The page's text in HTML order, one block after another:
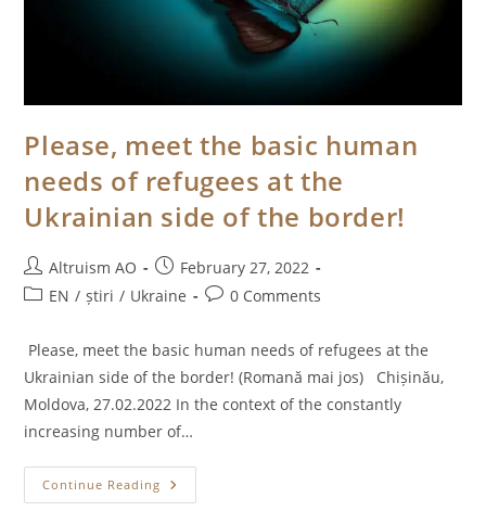
Please, meet the basic human
needs of refugees at the
Ukrainian side of the border!
Post
author:
Altruism AO
Post
published:
February 27, 2022
PostEN / știri / Ukraine
Post0 Comments
Please, meet the basic human needs of refugees at the
Ukrainian side of the border! (Romană mai jos) Chișinău,
Moldova, 27.02.2022 In the context of the constantly
increasing number of…
Continue Reading Please,
Meet